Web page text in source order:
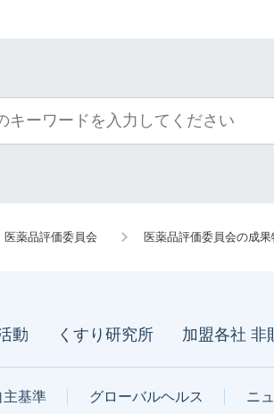
医薬品評価委員会 医薬品評価委員会の成果
動 くすり研究所 加盟各社 非
主基準 グローバルヘルス ニ